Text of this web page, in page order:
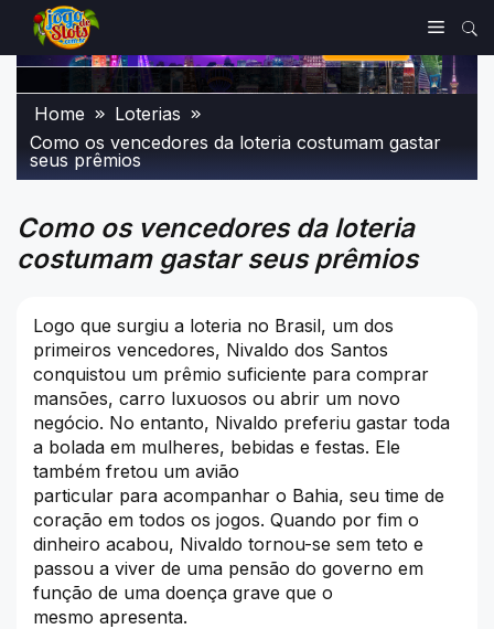
Skip
content
Menu
Home
Loterias
Como os vencedores da loteria costumam gastar
seus prêmios
Como os vencedores da loteria
costumam gastar seus prêmios
Logo que surgiu a loteria no Brasil, um dos
primeiros vencedores, Nivaldo dos Santos
conquistou um prêmio suficiente para comprar
mansões, carro luxuosos ou abrir um novo
negócio. No entanto, Nivaldo preferiu gastar toda
a bolada em mulheres, bebidas e festas. Ele
também fretou um avião
particular para acompanhar o Bahia, seu time de
coração em todos os jogos. Quando por fim o
dinheiro acabou, Nivaldo tornou-se sem teto e
passou a viver de uma pensão do governo em
função de uma doença grave que o
mesmo apresenta.